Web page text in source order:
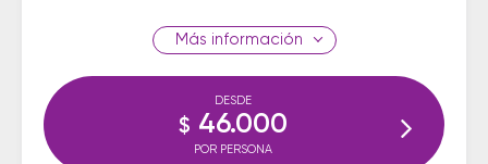
información
DESDE
$ 46.000
POR PERSONA